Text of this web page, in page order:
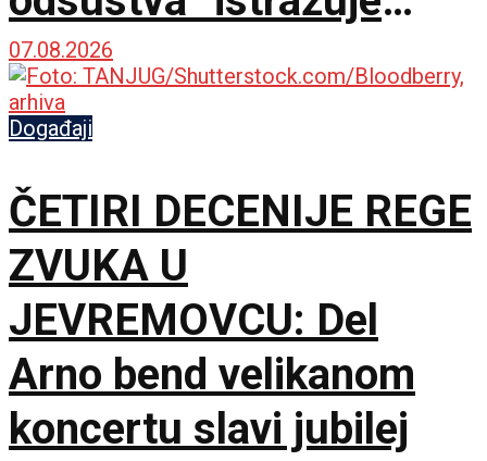
granice stvaralačke
podsvesti
07.08.2026
Događaji
ČETIRI DECENIJE REGE
ZVUKA U
JEVREMOVCU: Del
Arno bend velikanom
koncertu slavi jubilej